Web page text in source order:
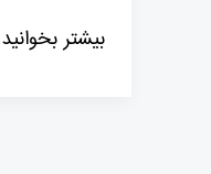
بیشتر